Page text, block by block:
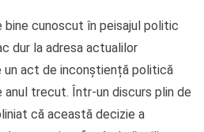
bine cunoscut în peisajul politic
dur la adresa actualilor
un act de inconștiență politică
anul trecut. Într-un discurs plin de
că această decizie a